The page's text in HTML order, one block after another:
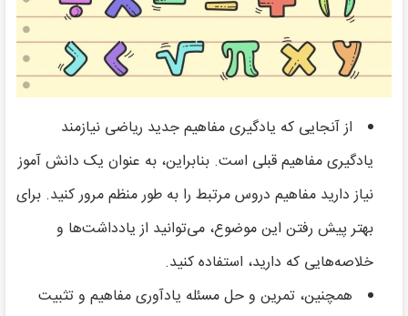
از آنجایی که یادگیری مفاهیم جدید ریاضی نیازمند
یادگیری مفاهیم قبلی است. بنابراین، به عنوان یک دانش آموز
نیاز دارید مفاهیم دروس مرتبط را به طور منظم مرور کنید. برای
بهتر پیش رفتن این موضوع، می‌توانید از یادداشت‌ها و
خلاصه‌هایی که دارید، استفاده کنید.
همچنین، تمرین و حل مسئله یادآوری مفاهیم و تثبیت